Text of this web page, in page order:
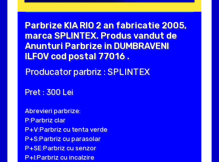
Parbrize KIA RIO 2 an fabricatie 2005,
marca SPLINTEX. Produs vandut de
Anunturi Parbrize in DUMBRAVENI
ILFOV cod postal 77016 .
Producator parbriz : SPLINTEX
Pret : 300 Lei
Abrevieri parbrize:
P:Parbriz clar
P+V:Parbriz cu tenta verde
P+S:Parbriz cu parasolar
P+SE:Parbriz cu senzor
P+I:Parbriz cu incalzire